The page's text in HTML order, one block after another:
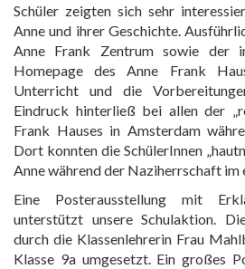
Schüler zeigten sich sehr
Anne und ihrer Geschichte.
Anne Frank Zentrum sowie der
Homepage des Anne Frank
Unterricht und die
Eindruck hinterließ bei allen der
Frank Hauses in Amsterdam
Dort konnten die SchülerInnen
Anne während der Naziherrschaft im
Eine Posterausstellung mit
unterstützt unsere Schulaktion.
durch die Klassenlehrerin Frau
Klasse 9a umgesetzt. Ein großes